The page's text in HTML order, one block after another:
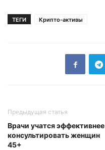
ТЕГИ Крипто-активы
Предыдущая статья
Врачи учатся эффективнее
консультировать женщин
45+